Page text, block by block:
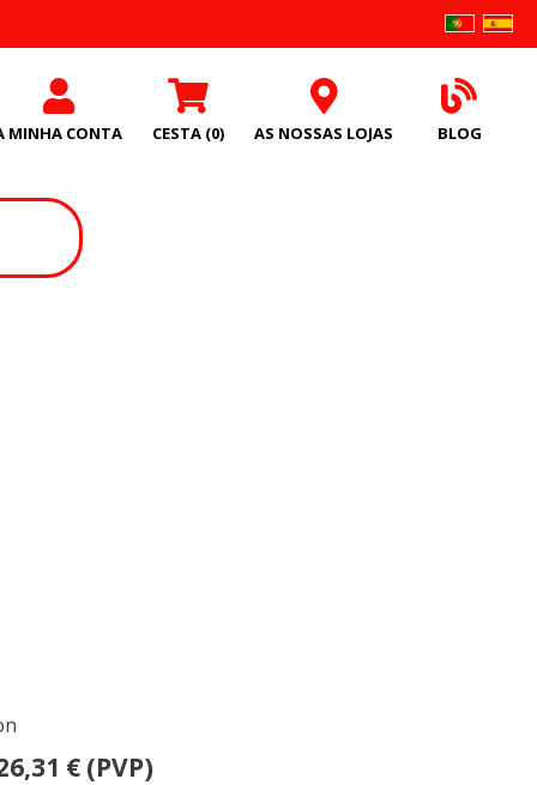
MINHA CONTA CESTA (0) AS NOSSAS LOJAS BLOG
€ (PVP)